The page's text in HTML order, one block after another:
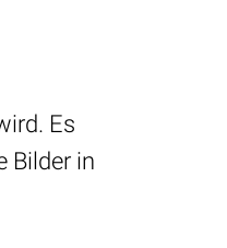
Es
Bilder in